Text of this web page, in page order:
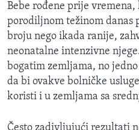
Bebe rođene prije vremena,
porodiljnom težinom danas
broju nego ikada ranije,
neonatalne intenzivne
bogatim zemljama, no
da bi ovakve bolničke
koristi i u zemljama sa